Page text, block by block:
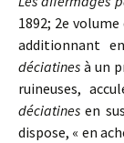
1892; 2e
additionnant
déciatines à un
ruineuses,
déciatines en
dispose, « en